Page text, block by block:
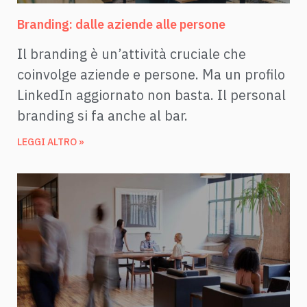
Branding: dalle aziende alle persone
Il branding è un’attività cruciale che
coinvolge aziende e persone. Ma un profilo
LinkedIn aggiornato non basta. Il personal
branding si fa anche al bar.
LEGGI ALTRO »